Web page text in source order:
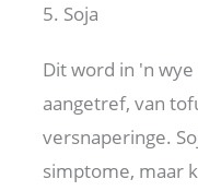
5. Soja
Dit word in 'n
aangetref, van
versnaperinge.
simptome, maar